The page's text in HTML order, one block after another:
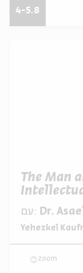
4-5.8
The Man
עם: Dr.
מתוך:
Yehezkel
zoom